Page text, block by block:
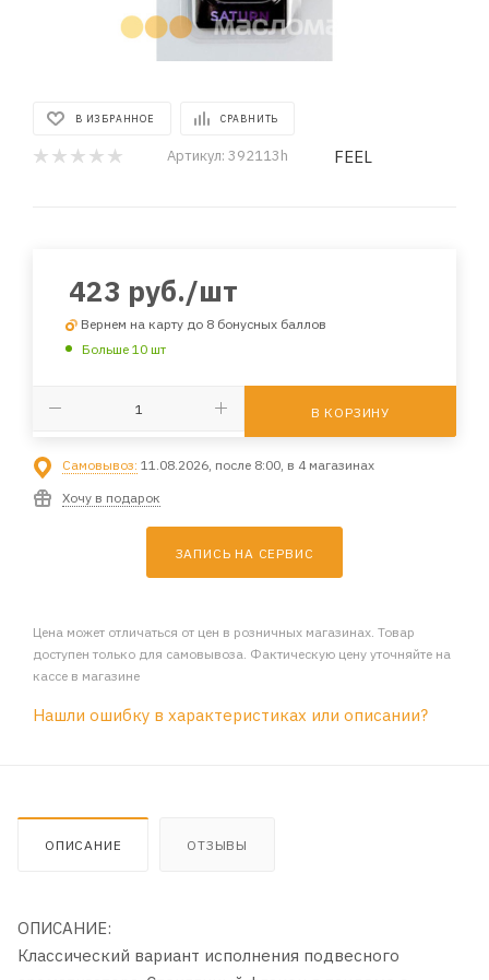
В ИЗБРАННОЕ СРАВНИТЬ
Артикул: 392113h FEEL
423 руб./шт
Вернем на карту до 8 бонусных баллов
Больше 10 шт
В КОРЗИНУ
Самовывоз: 11.08.2026, после 8:00, в 4 магазинах
Хочу в подарок
ЗАПИСЬ НА СЕРВИС
Цена может отличаться от цен в розничных магазинах. Товар
доступен только для самовывоза. Фактическую цену уточняйте на
кассе в магазине
Нашли ошибку в характеристиках или описании?
ОПИСАНИЕ ОТЗЫВЫ
ОПИСАНИЕ:
Классический вариант исполнения подвесного